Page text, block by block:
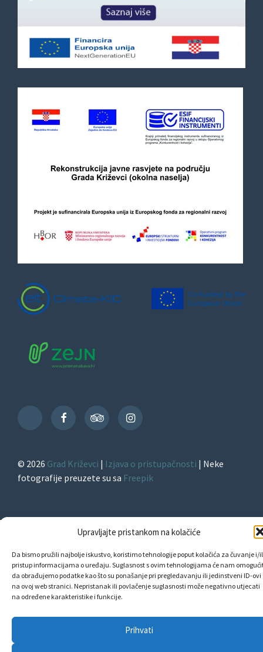
Upravljajte pristankom na kolačiće
Da bismo pružili najbolje iskustvo, koristimo tehnologije poput kolačića za čuvanje i/
pristup informacijama o uređaju. Suglasnost s ovim tehnologijama će nam
da obrađujemo podatke kao što su ponašanje pri pregledavanju ili jedinstveni ID-ovi
na ovoj web stranici. Nepristanak ili povlačenje suglasnosti može negativno utjecati
na određene karakteristike i funkcije.
Prihvati
TikTok
FacebookTripAdvisorInstagram
© 2026 Grad Križevci | Izjava o pristupačnosti | Neke
fotografije preuzete su sa Freepik